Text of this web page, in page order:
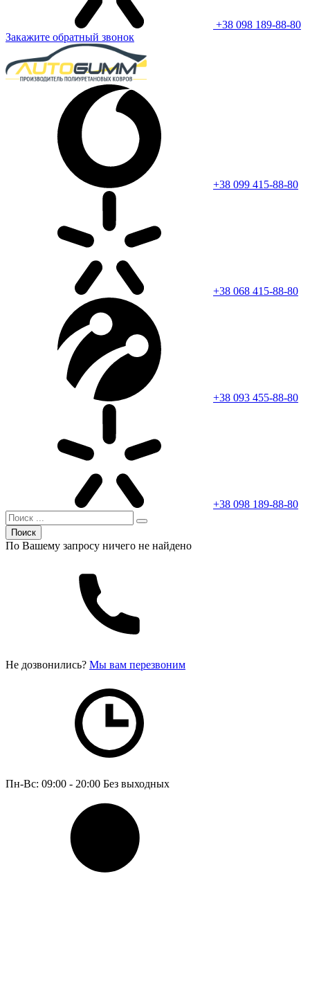
+38 098 189-88-80
Закажите обратный звонок
+38 099 415-88-80
+38 068 415-88-80
+38 093 455-88-80
+38 098 189-88-80
Поиск
По Вашему запросу ничего не найдено
Не дозвонились? Мы вам перезвоним
Пн-Вс: 09:00 - 20:00 Без выходных